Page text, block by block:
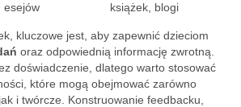
esejów
książek, blogi
kluczowe jest, aby zapewnić dzieciom
oraz odpowiednią informację zwrotną.
doświadczenie, dlatego warto stosować
które mogą obejmować zarówno
i twórcze. Konstruowanie feedbacku,